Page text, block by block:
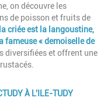
on découvre les
de poisson et fruits de
criée est la langoustine,
fameuse « demoiselle de
diversifiées et offrent une
À L'ILE-TUDY